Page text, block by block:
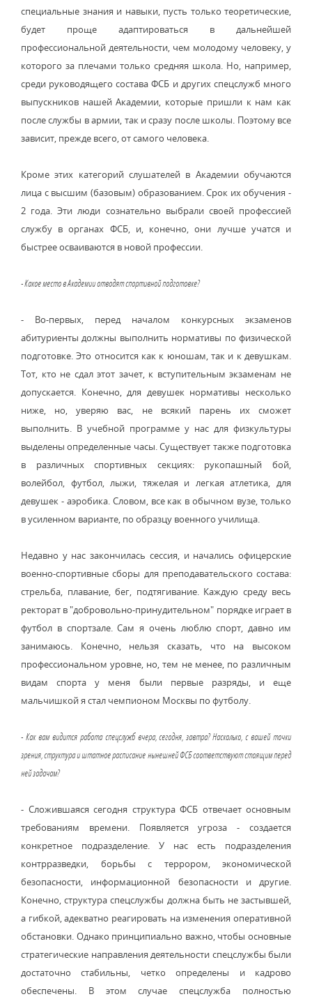
специальные знания и навыки, пусть только теоретические,
будет проще адаптироваться в дальнейшей
профессиональной деятельности, чем молодому человеку, у
которого за плечами только средняя школа. Но, например,
среди руководящего состава ФСБ и других спецслужб много
выпускников нашей Академии, которые пришли к нам как
после службы в армии, так и сразу после школы. Поэтому все
зависит, прежде всего, от самого человека.
Кроме этих категорий слушателей в Академии обучаются
лица с высшим (базовым) образованием. Срок их обучения -
2 года. Эти люди сознательно выбрали своей профессией
службу в органах ФСБ, и, конечно, они лучше учатся и
быстрее осваиваются в новой профессии.
- Какое место в Академии отводят спортивной подготовке?
- Во-первых, перед началом конкурсных экзаменов
абитуриенты должны выполнить нормативы по физической
подготовке. Это относится как к юношам, так и к девушкам.
Тот, кто не сдал этот зачет, к вступительным экзаменам не
допускается. Конечно, для девушек нормативы несколько
ниже, но, уверяю вас, не всякий парень их сможет
выполнить. В учебной программе у нас для физкультуры
выделены определенные часы. Существует также подготовка
в различных спортивных секциях: рукопашный бой,
волейбол, футбол, лыжи, тяжелая и легкая атлетика, для
девушек - аэробика. Словом, все как в обычном вузе, только
в усиленном варианте, по образцу военного училища.
Недавно у нас закончилась сессия, и начались офицерские
военно-спортивные сборы для преподавательского состава:
стрельба, плавание, бег, подтягивание. Каждую среду весь
ректорат в "добровольно-принудительном" порядке играет в
футбол в спортзале. Сам я очень люблю спорт, давно им
занимаюсь. Конечно, нельзя сказать, что на высоком
профессиональном уровне, но, тем не менее, по различным
видам спорта у меня были первые разряды, и еще
мальчишкой я стал чемпионом Москвы по футболу.
- Как вам видится работа спецслужб вчера, сегодня, завтра? Насколько, с вашей точки
зрения, структура и штатное расписание нынешней ФСБ соответствуют стоящим перед
ней задачам?
- Сложившаяся сегодня структура ФСБ отвечает основным
требованиям времени. Появляется угроза - создается
конкретное подразделение. У нас есть подразделения
контрразведки, борьбы с террором, экономической
безопасности, информационной безопасности и другие.
Конечно, структура спецслужбы должна быть не застывшей,
а гибкой, адекватно реагировать на изменения оперативной
обстановки. Однако принципиально важно, чтобы основные
стратегические направления деятельности спецслужбы были
достаточно стабильны, четко определены и кадрово
обеспечены. В этом случае спецслужба полностью